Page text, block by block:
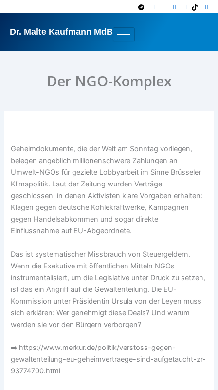
springen
Dr. Malte Kaufmann MdB
Der NGO-Komplex
Geheimdokumente, die der Welt am Sonntag vorliegen,
belegen angeblich millionenschwere Zahlungen an
Umwelt-NGOs für gezielte Lobbyarbeit im Sinne Brüsseler
Klimapolitik. Laut der Zeitung wurden Verträge
geschlossen, in denen Aktivisten klare Vorgaben erhalten:
Klagen gegen deutsche Kohlekraftwerke, Kampagnen
gegen Handelsabkommen und sogar direkte
Einflussnahme auf EU-Abgeordnete.
Das ist systematischer Missbrauch von Steuergeldern.
Wenn die Exekutive mit öffentlichen Mitteln NGOs
instrumentalisiert, um die Legislative unter Druck zu setzen,
ist das ein Angriff auf die Gewaltenteilung. Die EU-
Kommission unter Präsidentin Ursula von der Leyen muss
sich erklären: Wer genehmigt diese Deals? Und warum
werden sie vor den Bürgern verborgen?
➡️ https://www.merkur.de/politik/verstoss-gegen-
gewaltenteilung-eu-geheimvertraege-sind-aufgetaucht-zr-
93774700.html